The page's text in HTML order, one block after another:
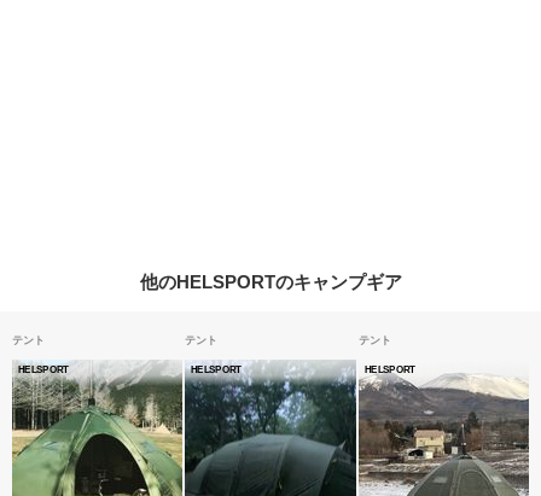
他のHELSPORTのキャンプギア
テント
HELSPORT
テント
HELSPORT
テント
HELSPORT